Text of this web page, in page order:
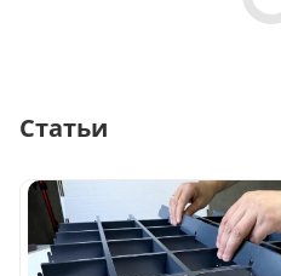
Статьи